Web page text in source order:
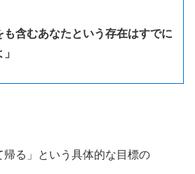
含むあなたという存在はすでに
帰る」という具体的な目標の